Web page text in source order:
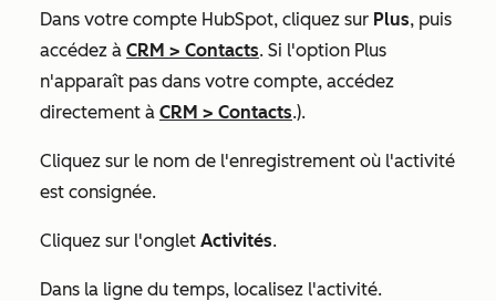
Dans votre compte HubSpot, cliquez sur Plus, puis
accédez à CRM > Contacts. Si l'option Plus
n'apparaît pas dans votre compte, accédez
directement à CRM > Contacts.).
Cliquez sur le nom de l'enregistrement où l'activité
est consignée.
Cliquez sur l'onglet Activités.
Dans la ligne du temps, localisez l'activité.